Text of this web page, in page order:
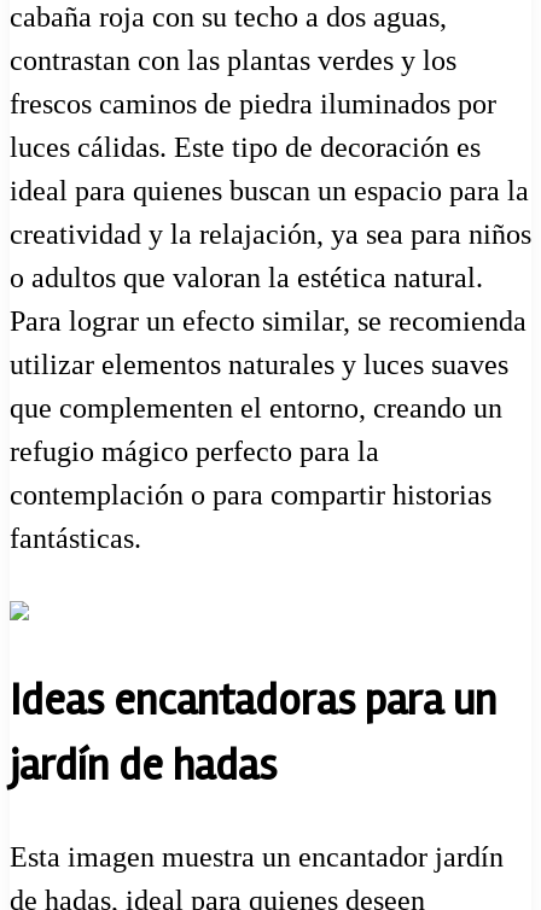
cabaña roja con su techo a dos aguas,
contrastan con las plantas verdes y los
frescos caminos de piedra iluminados por
luces cálidas. Este tipo de decoración es
ideal para quienes buscan un espacio para la
creatividad y la relajación, ya sea para niños
o adultos que valoran la estética natural.
Para lograr un efecto similar, se recomienda
utilizar elementos naturales y luces suaves
que complementen el entorno, creando un
refugio mágico perfecto para la
contemplación o para compartir historias
fantásticas.
Ideas encantadoras para un
jardín de hadas
Esta imagen muestra un encantador jardín
de hadas, ideal para quienes deseen